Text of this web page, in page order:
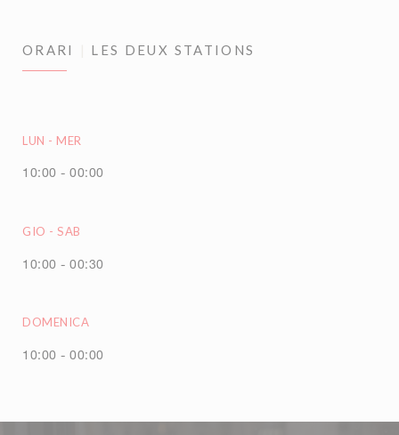
ORARI LES DEUX STATIONS
LUN - MER
10:00 - 00:00
GIO - SAB
10:00 - 00:30
DOMENICA
10:00 - 00:00